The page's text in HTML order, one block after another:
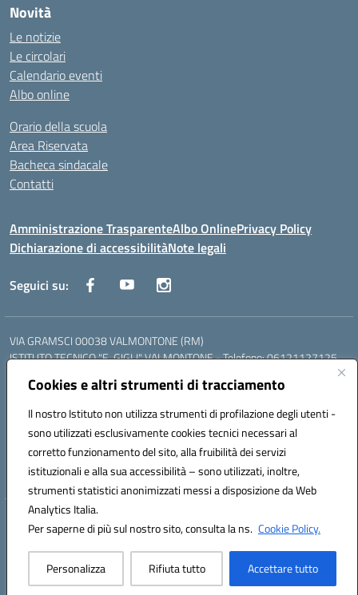
Cookies e altri strumenti di tracciamento
Il nostro Istituto non utilizza strumenti di profilazione degli utenti -
sono utilizzati esclusivamente cookies tecnici necessari al
corretto funzionamento del sito, alla fruibilità dei servizi
istituzionali e alla sua accessibilità – sono utilizzati, inoltre,
strumenti statistici anonimizzati messi a disposizione da Web
Analytics Italia.
Per saperne di più sul nostro sito, consulta la ns. Cookie Policy.
Personalizza Rifiuta tutto Accettare tutto
Novità
Le notizie
Le circolari
Calendario eventi
Albo online
Orario della scuola
Area Riservata
Bacheca sindacale
Contatti
Amministrazione TrasparenteAlbo OnlinePrivacy Policy
Dichiarazione di accessibilitàNote legali
Seguici su:
VIA GRAMSCI 00038 VALMONTONE (RM)
ISTITUTO TECNICO "E. GIGLI" VALMONTONE - Telefono: 06121127125
06121126825
LICEO DELLE SCIENZE UMANE "P.L. NERVI" SEGNI - Telefono:
Mail: RMIS099002@istruzione.it - PEC: RMIS099002@pec.istruzione.it
Codice meccanografico: RMIS099002
Codice fiscale: 95036960581
Hosting & Powered by 3D Solution S.r.l.
Concept & Design by Designers Italia